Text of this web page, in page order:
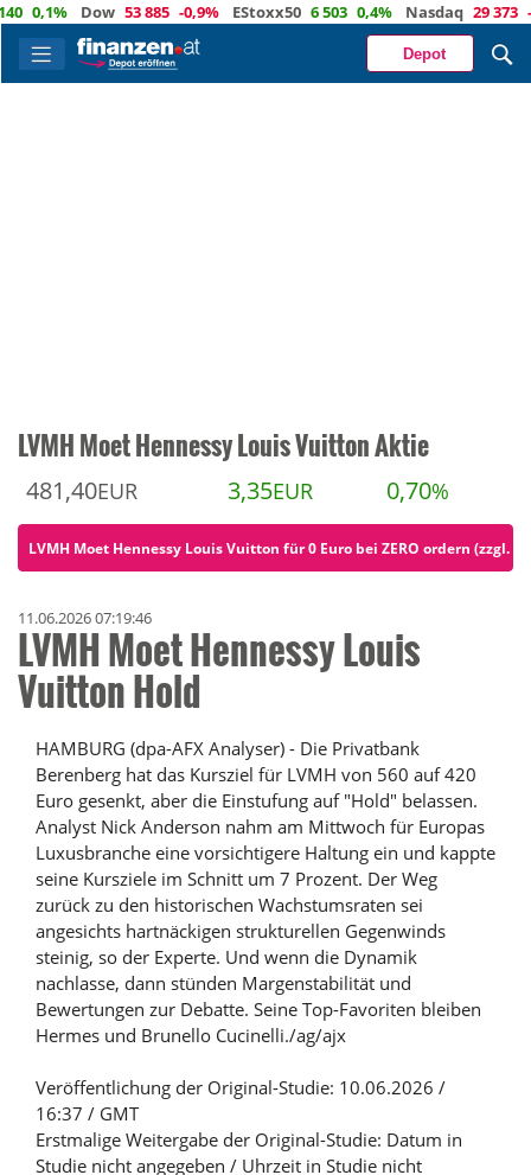
Dow 53 885 -0,9% EStoxx50 6 503 0,4% Nasdaq 29 373 -
Depot
LVMH Moet Hennessy Louis Vuitton Aktie
481,40EUR 3,35EUR 0,70%
LVMH Moet Hennessy Louis Vuitton für 0 Euro bei ZERO ordern (zzgl.
11.06.2026 07:19:46
LVMH Moet Hennessy Louis
Vuitton Hold
HAMBURG (dpa-AFX Analyser) - Die Privatbank
Berenberg hat das Kursziel für LVMH von 560 auf 420
Euro gesenkt, aber die Einstufung auf "Hold" belassen.
Analyst Nick Anderson nahm am Mittwoch für Europas
Luxusbranche eine vorsichtigere Haltung ein und kappte
seine Kursziele im Schnitt um 7 Prozent. Der Weg
zurück zu den historischen Wachstumsraten sei
angesichts hartnäckigen strukturellen Gegenwinds
steinig, so der Experte. Und wenn die Dynamik
nachlasse, dann stünden Margenstabilität und
Bewertungen zur Debatte. Seine Top-Favoriten bleiben
Hermes und Brunello Cucinelli./ag/ajx
Veröffentlichung der Original-Studie: 10.06.2026 /
16:37 / GMT
Erstmalige Weitergabe der Original-Studie: Datum in
Studie nicht angegeben / Uhrzeit in Studie nicht